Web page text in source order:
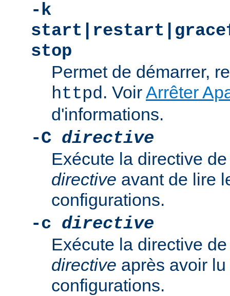
-k
stop
Permet de démarrer,
httpd. VoirArrêter
d'informations.
-C directive
Exécute la directive
directive avant de lire
configurations.
-c directive
Exécute la directive
directive après avoir
configurations.